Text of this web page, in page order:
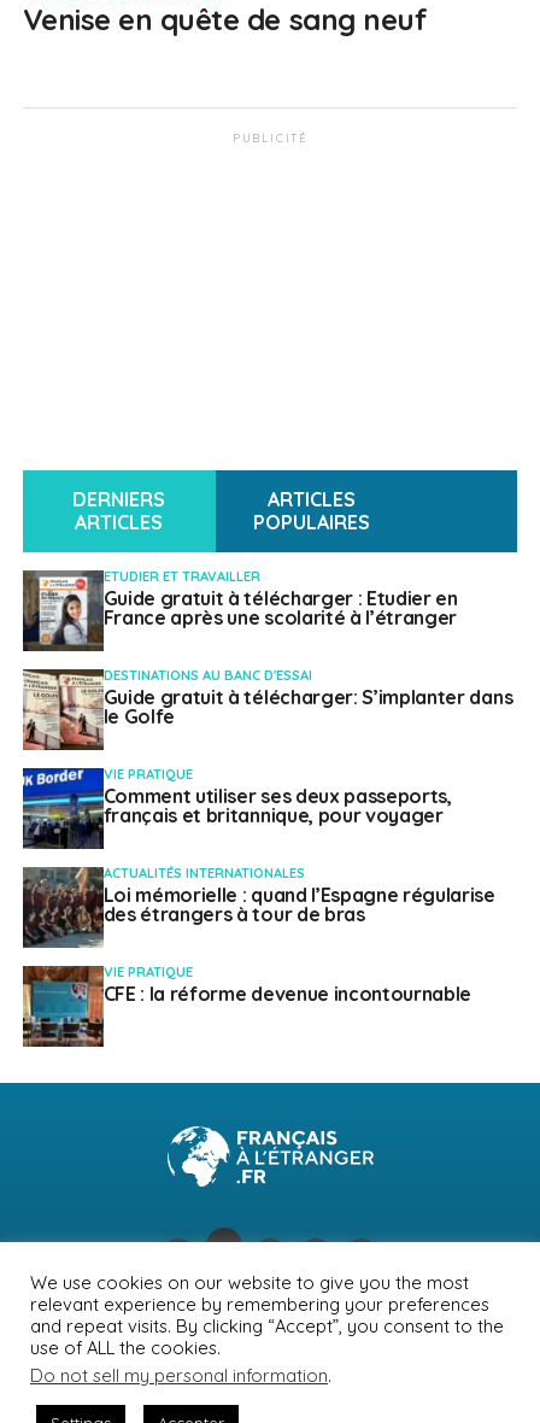
Venise en quête de sang neuf
PUBLICITÉ
DERNIERS
ARTICLES
ARTICLES
POPULAIRES
ETUDIER ET TRAVAILLER
Guide gratuit à télécharger : Etudier en
France après une scolarité à l’étranger
DESTINATIONS AU BANC D'ESSAI
Guide gratuit à télécharger: S’implanter dans
le Golfe
VIE PRATIQUE
Comment utiliser ses deux passeports,
français et britannique, pour voyager
ACTUALITÉS INTERNATIONALES
Loi mémorielle : quand l’Espagne régularise
des étrangers à tour de bras
VIE PRATIQUE
CFE : la réforme devenue incontournable
NEWSLETTER PUBLICITÉ CONTACTS
MENTIONS LÉGALES
POLITIQUE DE CONFIDENTIALITÉ
We use cookies on our website to give you the most
relevant experience by remembering your preferences
and repeat visits. By clicking “Accept”, you consent to the
use of ALL the cookies.
Do not sell my personal information.